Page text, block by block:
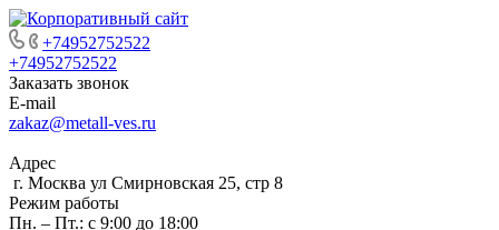
+74952752522
+74952752522
Заказать звонок
E-mail
zakaz@metall-ves.ru
Адрес
г. Москва ул Смирновская 25, стр 8
Режим работы
Пн. – Пт.: с 9:00 до 18:00